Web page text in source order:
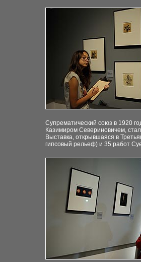
Супрематический союз в 1920
Казимиром Севериновичем,
Выставка, открывшаяся в
гипсовый рельеф) и 35 работ